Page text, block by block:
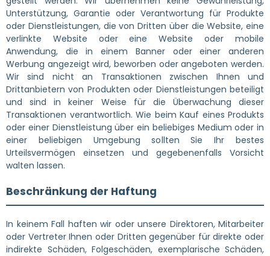
Unterstützung, Garantie oder Verantwortung für Produkte
oder Dienstleistungen, die von Dritten über die Website, eine
verlinkte Website oder eine Website oder mobile
Anwendung, die in einem Banner oder einer anderen
Werbung angezeigt wird, beworben oder angeboten werden.
Wir sind nicht an Transaktionen zwischen Ihnen und
Drittanbietern von Produkten oder Dienstleistungen beteiligt
und sind in keiner Weise für die Überwachung dieser
Transaktionen verantwortlich. Wie beim Kauf eines Produkts
oder einer Dienstleistung über ein beliebiges Medium oder in
einer beliebigen Umgebung sollten Sie Ihr bestes
Urteilsvermögen einsetzen und gegebenenfalls Vorsicht
walten lassen.
Beschränkung der Haftung
In keinem Fall haften wir oder unsere Direktoren, Mitarbeiter
oder Vertreter Ihnen oder Dritten gegenüber für direkte oder
indirekte Schäden, Folgeschäden, exemplarische Schäden,